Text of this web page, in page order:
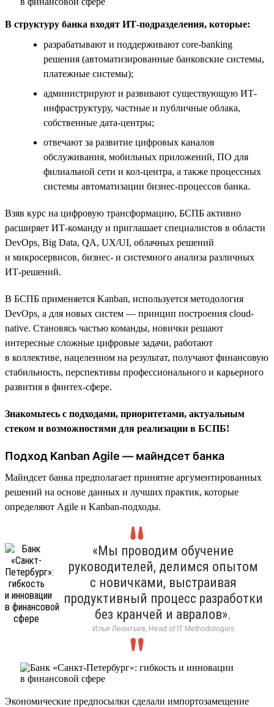
В структуру банка входят ИТ-подразделения, которые:
разрабатывают и поддерживают core-banking
решения (автоматизированные банковские системы,
платежные системы);
администрируют и развивают существующую ИТ-
инфраструктуру, частные и публичные облака,
собственные дата-центры;
отвечают за развитие цифровых каналов
обслуживания, мобильных приложений, ПО для
филиальной сети и кол-центра, а также процессных
системы автоматизации бизнес-процессов банка.
Взяв курс на цифровую трансформацию, БСПБ активно
расширяет ИТ-команду и приглашает специалистов в области
DevOps, Big Data, QA, UX/UI, облачных решений
и микросервисов, бизнес- и системного анализа различных
ИТ-решений.
В БСПБ применяется Kanban, используется методология
DevOps, а для новых систем — принцип построения cloud-
native. Становясь частью команды, новички решают
интересные сложные цифровые задачи, работают
в коллективе, нацеленном на результат, получают финансовую
стабильность, перспективы профессионального и карьерного
развития в финтех-сфере.
Знакомьтесь с подходами, приоритетами, актуальным
стеком и возможностями для реализации в БСПБ!
Подход Kanban Agile — майндсет банка
Майндсет банка предполагает принятие аргументированных
решений на основе данных и лучших практик, которые
определяют Agile и Kanban-подходы.
«Мы проводим обучение
руководителей, делимся опытом
с новичками, выстраивая
продуктивный процесс разработки
без кранчей и авралов».
Илья Леонтьев, Head of IT Methodologies
Экономические предпосылки сделали импортозамещение